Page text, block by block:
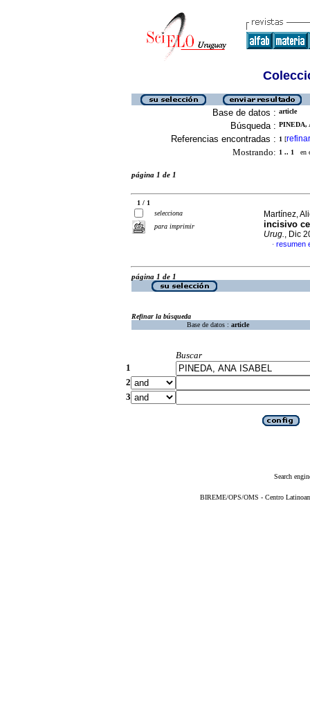
Base de datos : article
Búsqueda : PINEDA,
Referencias encontradas : 1 [refinar
Mostrando: 1 .. 1 en
página 1 de 1
1 / 1
selecciona
para imprimir
Martínez,
incisivo
Urug., Dic
· resumen
página 1 de 1
Refinar la búsqueda
Base de datos : article
Buscar
1
2
3
Search
BIREME/OPS/OMS - Centro